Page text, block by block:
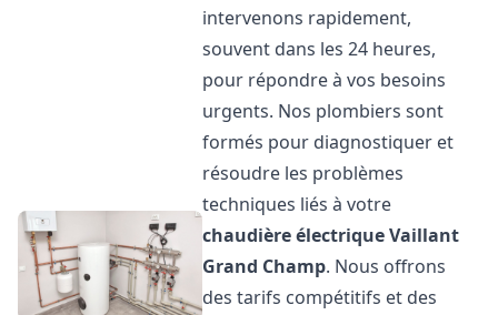
intervenons rapidement,
souvent dans les 24 heures,
pour répondre à vos besoins
urgents. Nos plombiers sont
formés pour diagnostiquer et
résoudre les problèmes
techniques liés à votre
chaudière électrique Vaillant
Grand Champ. Nous offrons
des tarifs compétitifs et des